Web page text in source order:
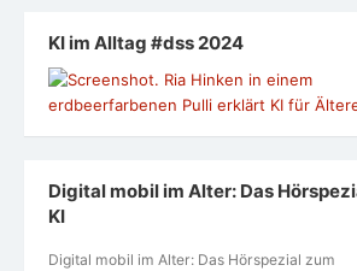
KI im Alltag #dss 2024
Digital mobil im Alter: Das
KI
Digital mobil im Alter: Das Hörspezial zum